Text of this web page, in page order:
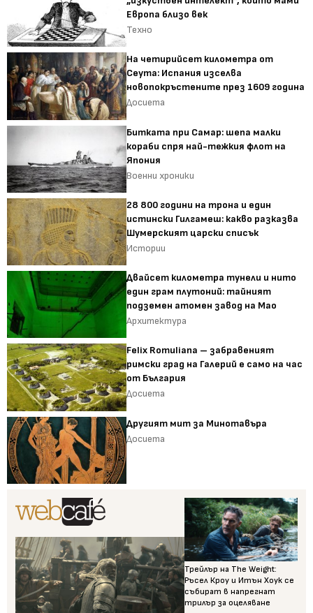
Европа близо век
Техно
На четирийсет километра от
Сеута: Испания изселва
новопокръстените през 1609 година
Досиета
Битката при Самар: шепа малки
кораби спря най-тежкия флот на
Япония
Военни хроники
28 800 години на трона и един
истински Гилгамеш: какво разказва
Шумерският царски списък
Истории
Двайсет километра тунели и нито
един грам плутоний: тайният
подземен атомен завод на Мао
Архитектура
Felix Romuliana – забравеният
римски град на Галерий е само на час
от България
Досиета
Другият мит за Минотавъра
Досиета
Трейлър на The Weight:
Ръсел Кроу и Итън Хоук се
събират в напрегнат
трилър за оцеляване